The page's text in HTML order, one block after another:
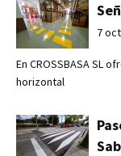
7
En CROSSBASA SL
horizontal